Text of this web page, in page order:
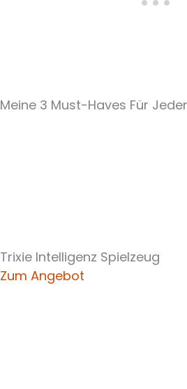
Meine 3 Must-Haves Für
Trixie Intelligenz Spielzeug
Zum Angebot